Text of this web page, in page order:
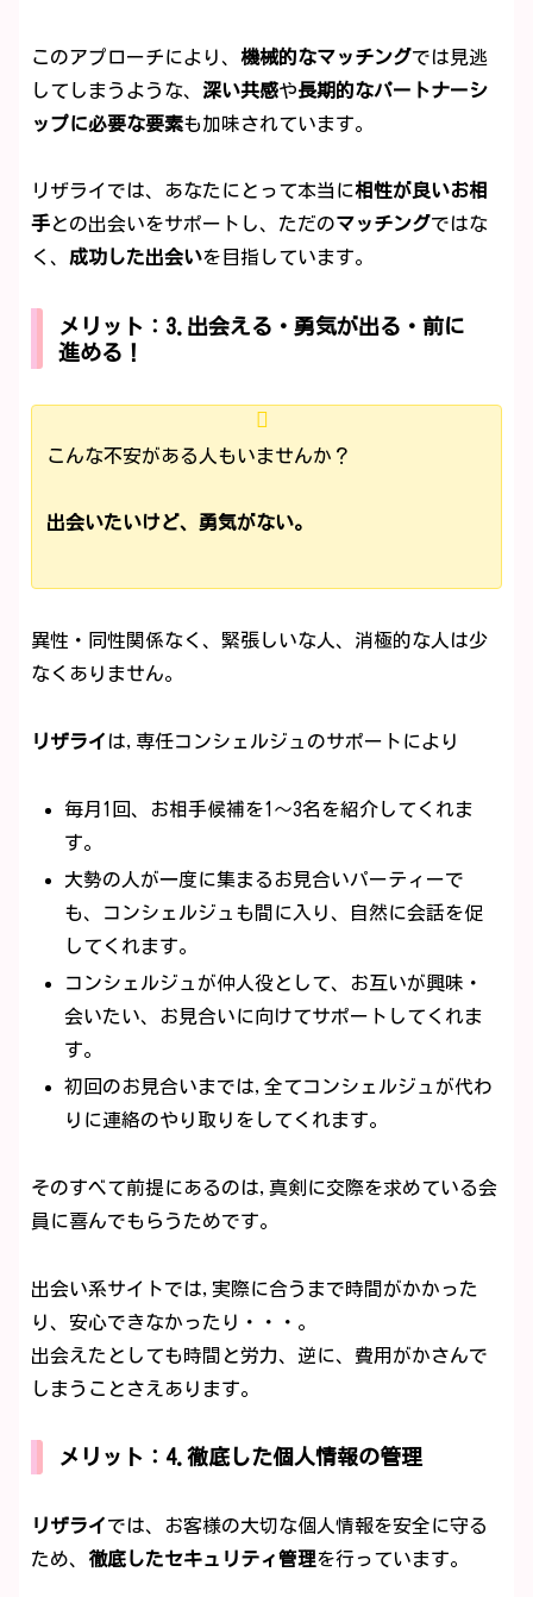
このアプローチにより、 機械的なマッチングでは見逃
してしまうような、 深い共感や長期的なパートナーシ
ップに必要な要素も加味されています。
リザライでは、あなたにとって本当に相性が良いお相
手との出会いをサポートし、ただのマッチングではな
く、 成功した出会いを目指しています。
メリット：3.出会える・勇気が出る・前に
進める！
こんな不安がある人もいませんか？
出会いたいけど、勇気がない。
異性・同性関係なく、緊張しいな人、消極的な人は少
なくありません。
リザライ は,専任コンシェルジュのサポートにより
毎月1回、お相手候補を1～3名を紹介してくれま
す。
大勢の人が一度に集まるお見合いパーティーで
も、コンシェルジュも間に入り、自然に会話を促
してくれます。
コンシェルジュが仲人役として、お互いが興味・
会いたい、お見合いに向けてサポートしてくれま
す。
初回のお見合いまでは,全てコンシェルジュが代わ
りに連絡のやり取りをしてくれます。
そのすべて前提にあるのは,真剣に交際を求めている会
員に喜んでもらうためです。
出会い系サイトでは,実際に合うまで時間がかかった
り、安心できなかったり・・・。
出会えたとしても時間と労力、逆に、費用がかさんで
しまうことさえあります。
メリット：4.徹底した個人情報の管理
リザライでは、お客様の大切な個人情報を安全に守る
ため、 徹底したセキュリティ管理を行っています。